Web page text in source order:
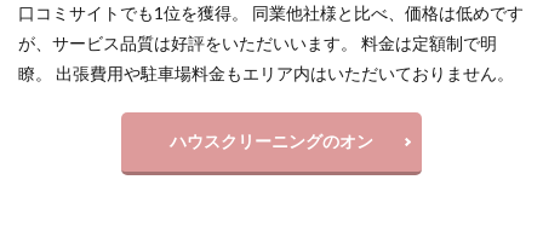
口コミサイトでも1位を獲得。 同業他社様と比べ、価格は低めです
が、サービス品質は好評をいただいいます。 料金は定額制で明
瞭。 出張費用や駐車場料金もエリア内はいただいておりません。
ハウスクリーニングのオン